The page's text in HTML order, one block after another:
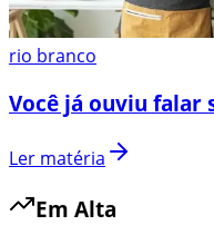
rio branco
Você já ouviu falar
Ler matéria
Em Alta